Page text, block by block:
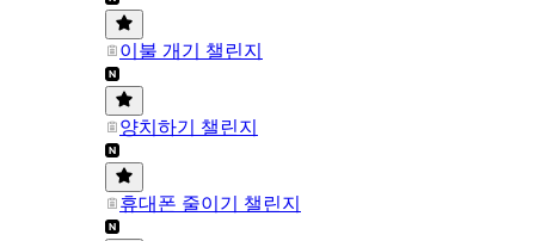
이불 개기 챌린지
양치하기 챌린지
휴대폰 줄이기 챌린지